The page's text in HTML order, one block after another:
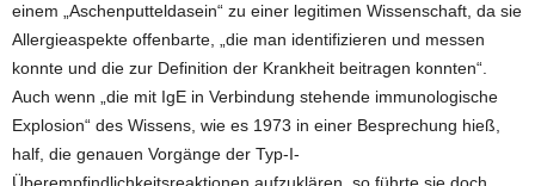
einem „Aschenputteldasein“ zu einer legitimen Wissenschaft, da sie
Allergieaspekte offenbarte, „die man identifizieren und messen
konnte und die zur Definition der Krankheit beitragen konnten“.
Auch wenn „die mit IgE in Verbindung stehende immunologische
Explosion“ des Wissens, wie es 1973 in einer Besprechung hieß,
half, die genauen Vorgänge der Typ-I-